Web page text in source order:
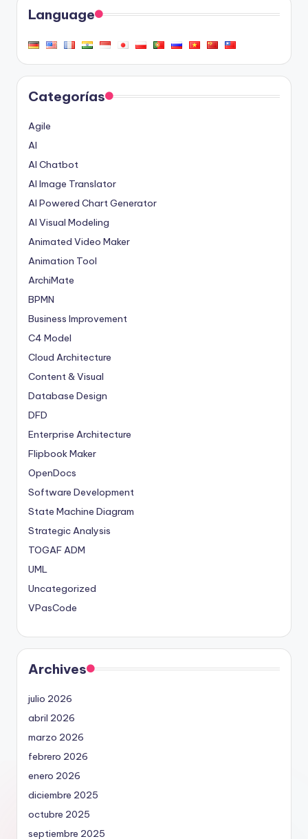
Language
Categorías
Agile
AI
AI Chatbot
AI Image Translator
AI Powered Chart Generator
AI Visual Modeling
Animated Video Maker
Animation Tool
ArchiMate
BPMN
Business Improvement
C4 Model
Cloud Architecture
Content & Visual
Database Design
DFD
Enterprise Architecture
Flipbook Maker
OpenDocs
Software Development
State Machine Diagram
Strategic Analysis
TOGAF ADM
UML
Uncategorized
VPasCode
Archives
julio 2026
abril 2026
marzo 2026
febrero 2026
enero 2026
diciembre 2025
octubre 2025
septiembre 2025